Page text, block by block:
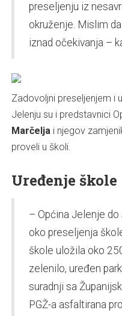
preseljenju iz
okruženje. Mislim
iznad očekivanja –
Zadovoljni preseljenjem i
Jelenju su i predstavnici
Marčelja i njegov
proveli u školi.
Uređenje škole
– Općina Jelenje do
oko preseljenja
škole uložila oko
zelenilo, uređen
suradnji sa
PGŽ-a asfaltirana